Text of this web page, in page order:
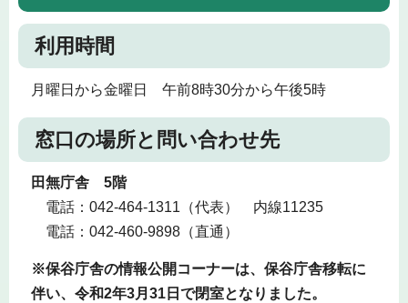
利用時間
月曜日から金曜日 午前8時30分から午後5時
窓口の場所と問い合わせ先
田無庁舎 5階
電話：042-464-1311（代表） 内線11235
電話：042-460-9898（直通）
※保谷庁舎の情報公開コーナーは、保谷庁舎移転に
伴い、令和2年3月31日で閉室となりました。